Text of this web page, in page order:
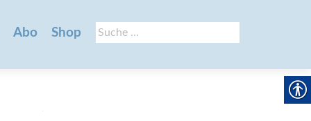
Suche
nach:
Abo Shop